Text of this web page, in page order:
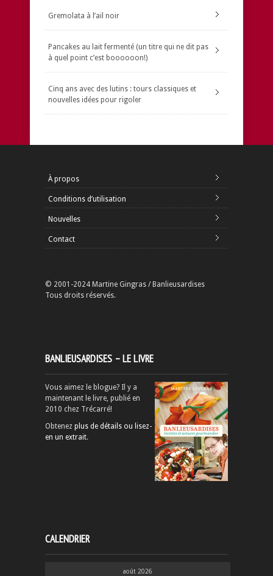
Gremolata à l’ail noir
Pancakes au lait fermenté (un titre qui ne dit pas
à quel point c’est boooooon!)
Cinq ans avec des lutins : tours classiques et
nouvelles idées pour rigoler
À propos
Conditions d’utilisation
Nouvelles
Contact
© 2001-2024 Martine Gingras / Banlieusardises
Tous droits réservés.
BANLIEUSARDISES – LE LIVRE
Vous aimez le blogue? Il y a
maintenant le livre, publié en
2010 chez Trécarré!
Obtenez plus de détails ou lisez-
en un extrait.
CALENDRIER
août 2026